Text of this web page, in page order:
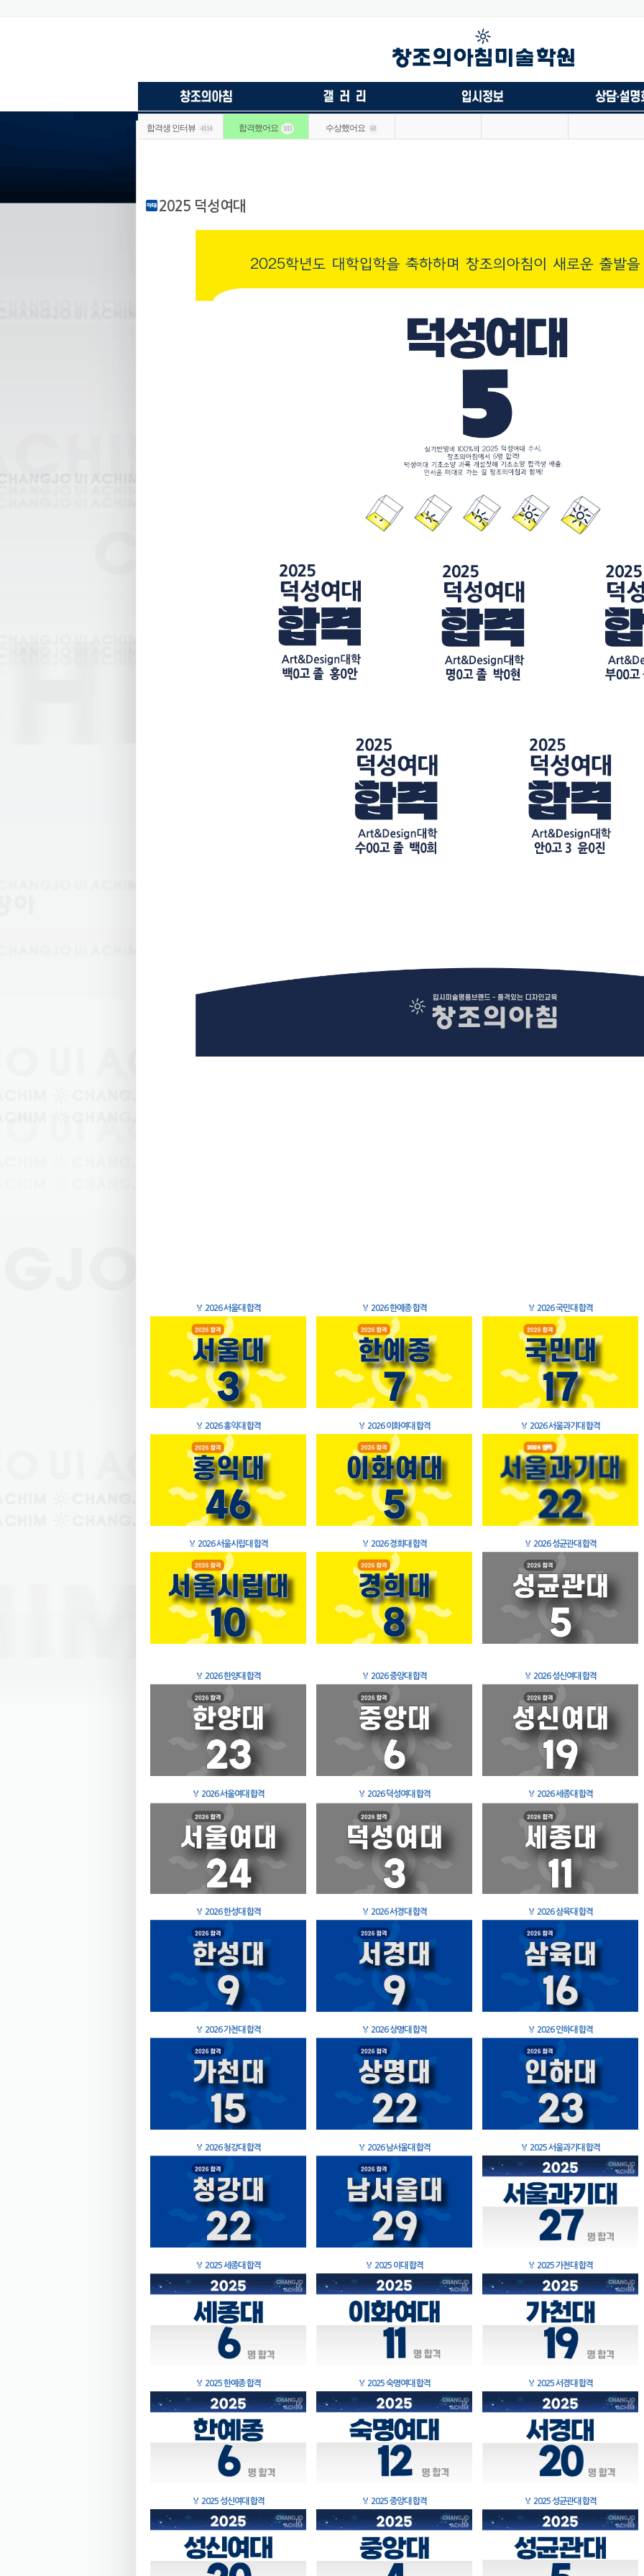
합격생 인터뷰 4114 합격했어요 183 수상했어요 68
2025 덕성여대
🏅 2026 서울대 합격 🏅 2026 한예종 합격 🏅 2026 국민대 합격
🏅 2026 홍익대 합격 🏅 2026 이화여대 합격 🏅 2026 서울과기대 합격
🏅 2026 서울시립대 합격 🏅 2026 경희대 합격 🏅 2026 성균관대 합격
🏅 2026 한양대 합격 🏅 2026 중앙대 합격 🏅 2026 성신여대 합격
🏅 2026 서울여대 합격 🏅 2026 덕성여대 합격 🏅 2026 세종대 합격
🏅 2026 한성대 합격 🏅 2026 서경대 합격 🏅 2026 삼육대 합격
🏅 2026 가천대 합격 🏅 2026 상명대 합격 🏅 2026 인하대 합격
🏅 2026 청강대 합격 🏅 2026 남서울대 합격 🏅 2025 서울과기대 합격
🏅 2025 세종대 합격 🏅 2025 이대 합격 🏅 2025 가천대 합격
🏅 2025 한예종 합격 🏅 2025 숙명여대 합격 🏅 2025 서경대 합격
🏅 2025 성신여대 합격 🏅 2025 중앙대 합격 🏅 2025 성균관대 합격